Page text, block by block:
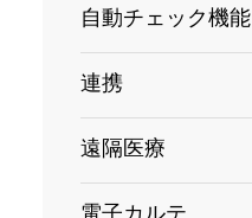
自動チェック機能
連携
遠隔医療